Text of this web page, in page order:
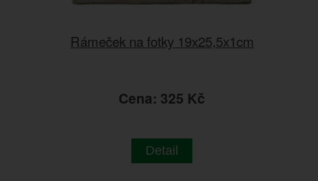
Rámeček na fotky 19x25,5x1cm
Cena: 325 Kč
Detail